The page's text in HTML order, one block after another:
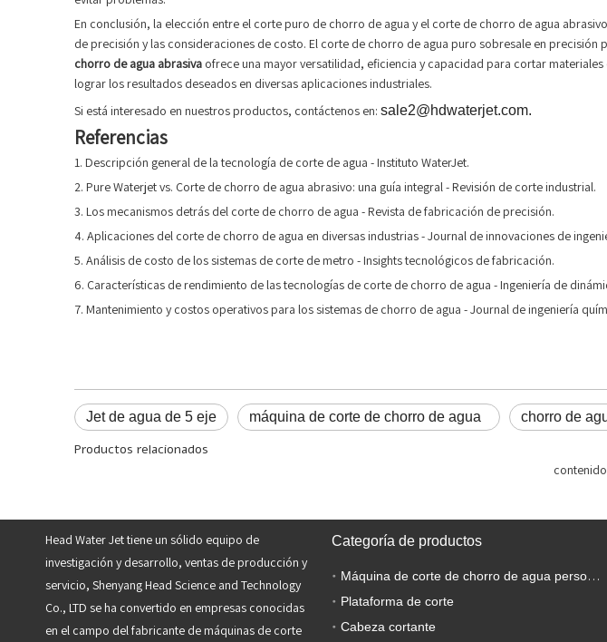
En conclusión, la elección entre el corte puro de chorro de agua y el corte de chorro de agua
de precisión y las consideraciones de costo. El corte de chorro de agua puro sobresale en precisión
chorro de agua abrasiva ofrece una mayor versatilidad, eficiencia y capacidad para cortar
lograr los resultados deseados en diversas aplicaciones industriales.
Si está interesado en nuestros productos, contáctenos en: sale2@hdwaterjet.com.
Referencias
1. Descripción general de la tecnología de corte de agua - Instituto WaterJet.
2. Pure Waterjet vs. Corte de chorro de agua abrasivo: una guía integral - Revisión de corte industrial.
3. Los mecanismos detrás del corte de chorro de agua - Revista de fabricación de precisión.
4. Aplicaciones del corte de chorro de agua en diversas industrias - Journal de innovaciones de
5. Análisis de costo de los sistemas de corte de metro - Insights tecnológicos de fabricación.
6. Características de rendimiento de las tecnologías de corte de chorro de agua - Ingeniería de
7. Mantenimiento y costos operativos para los sistemas de chorro de agua - Journal de ingeniería
Jet de agua de 5 eje máquina de corte de chorro de agua chorro de
Productos relacionados
Head Water Jet tiene un sólido equipo de
investigación y desarrollo, ventas de producción y
servicio, Shenyang Head Science and Technology
Co., LTD se ha convertido en empresas conocidas
en el campo del fabricante de máquinas de corte
Categoría de productos
Máquina de corte de chorro de agua personalizada
Plataforma de corte
Cabeza cortante